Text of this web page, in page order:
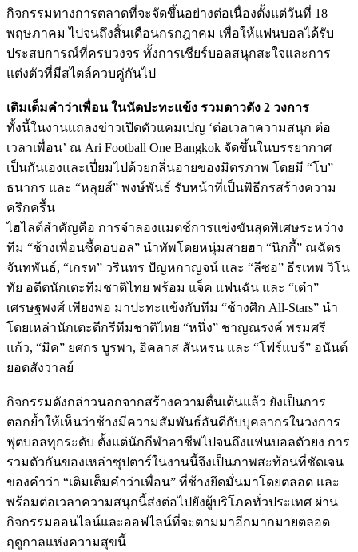
กิจกรรมทางการตลาดที่จะจัดขึ้นอย่างต่อเนื่องตั้งแต่วันที่ 18
พฤษภาคม ไปจนถึงสิ้นเดือนกรกฎาคม เพื่อให้แฟนบอลได้รับ
ประสบการณ์ที่ครบวงจร ทั้งการเชียร์บอลสนุกสะใจและการ
แต่งตัวที่มีสไตล์ควบคู่กันไป
เติมเต็มคำว่าเพื่อน ในนัดปะทะแข้ง รวมดาวดัง 2 วงการ
ทั้งนี้ในงานแถลงข่าวเปิดตัวแคมเปญ ‘ต่อเวลาความสนุก ต่อ
เวลาเพื่อน’ ณ Ari Football One Bangkok จัดขึ้นในบรรยากาศ
เป็นกันเองและเปี่ยมไปด้วยกลิ่นอายของมิตรภาพ โดยมี “โบ”
ธนากร และ “หลุยส์” พงษ์พันธ์ รับหน้าที่เป็นพิธีกรสร้างความ
ครึกครื้น
ไฮไลต์สำคัญคือ การจำลองแมตช์การแข่งขันสุดพิเศษระหว่าง
ทีม “ช้างเพื่อนซี้คอบอล” นำทัพโดยหนุ่มสายฮา “นิกกี้” ณฉัตร
จันทพันธ์, “เกรท” วรินทร ปัญหกาญจน์ และ “ลีซอ” ธีรเทพ วิโน
ทัย อดีตนักเตะทีมชาติไทย พร้อม แจ็ค แฟนฉัน และ “เต๋า”
เศรษฐพงศ์ เพียงพอ มาปะทะแข้งกับทีม “ช้างศึก All-Stars” นำ
โดยเหล่านักเตะดีกรีทีมชาติไทย “หนึ่ง” ชาญณรงค์ พรมศรี
แก้ว, “มิค” ยศกร บูรพา, อิคลาส สันหรน และ “โฟร์แบร์” อนันต์
ยอดสังวาลย์
กิจกรรมดังกล่าวนอกจากสร้างความตื่นเต้นแล้ว ยังเป็นการ
ตอกย้ำให้เห็นว่าช้างมีความสัมพันธ์อันดีกับบุคลากรในวงการ
ฟุตบอลทุกระดับ ตั้งแต่นักกีฬาอาชีพไปจนถึงแฟนบอลตัวยง การ
รวมตัวกันของเหล่าซุปตาร์ในงานนี้จึงเป็นภาพสะท้อนที่ชัดเจน
ของคำว่า “เติมเต็มคำว่าเพื่อน” ที่ช้างยึดมั่นมาโดยตลอด และ
พร้อมต่อเวลาความสนุกนี้ส่งต่อไปยังผู้บริโภคทั่วประเทศ ผ่าน
กิจกรรมออนไลน์และออฟไลน์ที่จะตามมาอีกมากมายตลอด
ฤดูกาลแห่งความสุขนี้